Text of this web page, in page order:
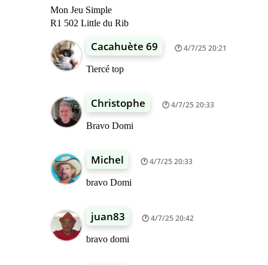
Mon Jeu Simple
R1 502 Little du Rib
Cacahuète 69 4/7/25 20:21
Tiercé top
Christophe 4/7/25 20:33
Bravo Domi
Michel 4/7/25 20:33
bravo Domi
juan83 4/7/25 20:42
bravo domi